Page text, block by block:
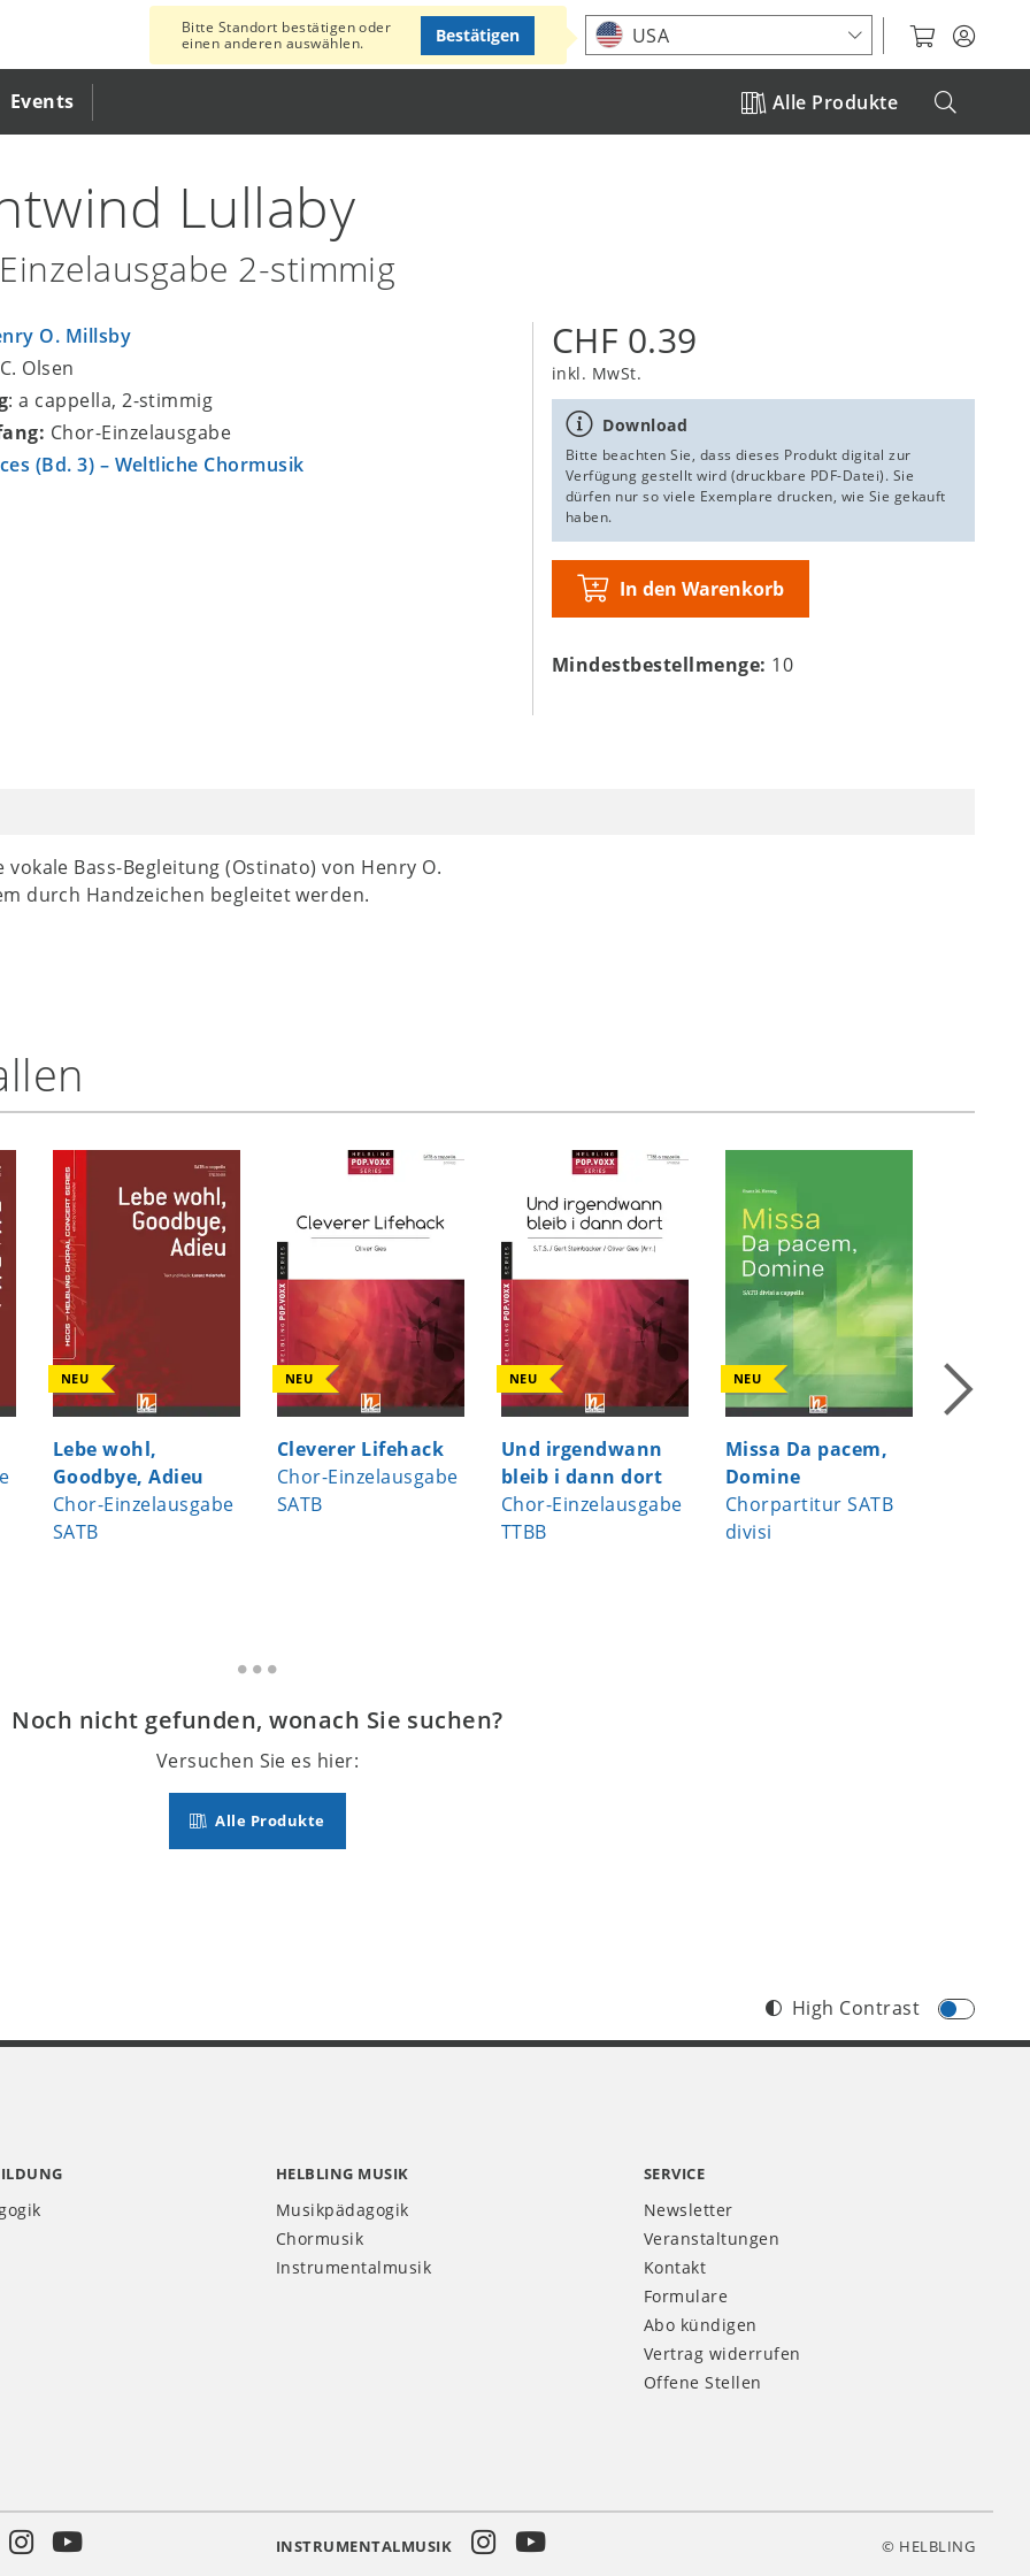
Standort auswählen
Events Alle Produkte
Bitte Standort bestätigen oder
einen anderen auswählen.
USA
Bestätigen
Lullaby
2-stimmig
O. Millsby
Olsen
: a cappella, 2-stimmig
Chor-Einzelausgabe
(Bd. 3) – Weltliche Chormusik
CHF 0.39
inkl. MwSt.
Download
Bitte beachten Sie, dass dieses Produkt digital zur
Verfügung gestellt wird (druckbare PDF-Datei). Sie
dürfen nur so viele Exemplare drucken, wie Sie gekauft
haben.
In den Warenkorb
Mindestbestellmenge: 10
Bass-Begleitung (Ostinato) von Henry O.
durch Handzeichen begleitet werden.
NEU
Lebe wohl,
Goodbye, Adieu
Chor-Einzelausgabe
SATB
NEU
Cleverer Lifehack
Chor-Einzelausgabe
SATB
NEU
Und irgendwann
bleib i dann dort
Chor-Einzelausgabe
TTBB
NEU
Missa Da pacem,
Domine
Chorpartitur SATB
divisi
NEU
Noch nicht gefunden, wonach Sie suchen?
Versuchen Sie es hier:
Alle Produkte
High Contrast
HELBLING MUSIK
Musikpädagogik
Chormusik
Instrumentalmusik
SERVICE
Newsletter
Veranstaltungen
Kontakt
Formulare
Abo kündigen
Vertrag widerrufen
Offene Stellen
INSTRUMENTALMUSIK © HELBLING